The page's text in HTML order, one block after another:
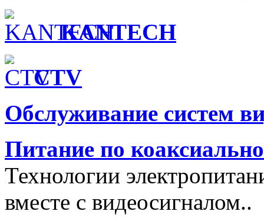
KANTECH
CTV
Обслуживание систем
Питание по
Технологии
вместе с видеосигналом..